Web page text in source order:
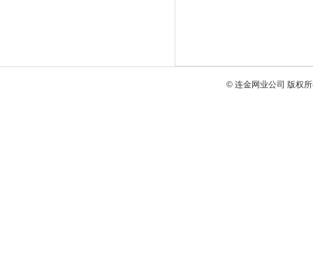
© 连金网业公司 版权